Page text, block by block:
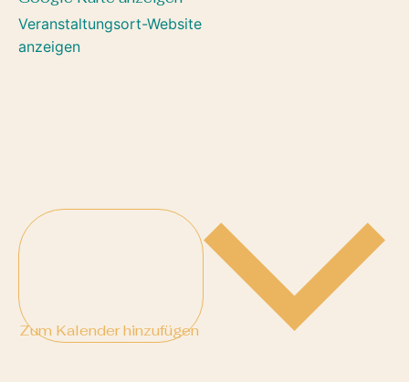
Veranstaltungsort-Website
anzeigen
Zum Kalender hinzufügen